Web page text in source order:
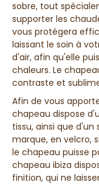
sobre, tout
supporter les
vous protégera
laissant le soin à
d'air, afin qu'elle
chaleurs. Le
contraste et
Afin de vous
chapeau dispose
tissu, ainsi que d'un
marque, en velcro,
le chapeau puisse
chapeau ibiza
finition, qui ne